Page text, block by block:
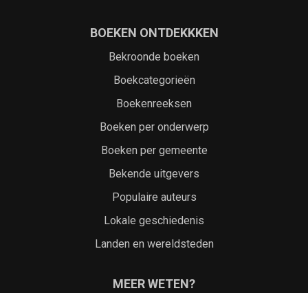
BOEKEN ONTDEKKKEN
Bekroonde boeken
Boekcategorieën
Boekenreeksen
Boeken per onderwerp
Boeken per gemeente
Bekende uitgevers
Populaire auteurs
Lokale geschiedenis
Landen en wereldsteden
MEER WETEN?